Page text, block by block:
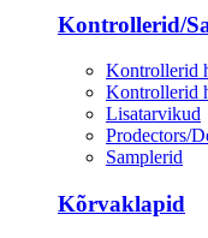
Kontrollerid/
Kontrollerid
Kontrollerid
Lisatarvikud
Prodectors/
Samplerid
Kõrvaklapid